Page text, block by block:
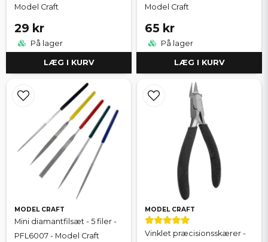
Model Craft
29 kr
På lager
LÆG I KURV
Model Craft
65 kr
På lager
LÆG I KURV
MODEL CRAFT
Mini diamantfilsæt - 5 filer -
PFL6007 - Model Craft
MODEL CRAFT
Vinklet præcisionsskærer -